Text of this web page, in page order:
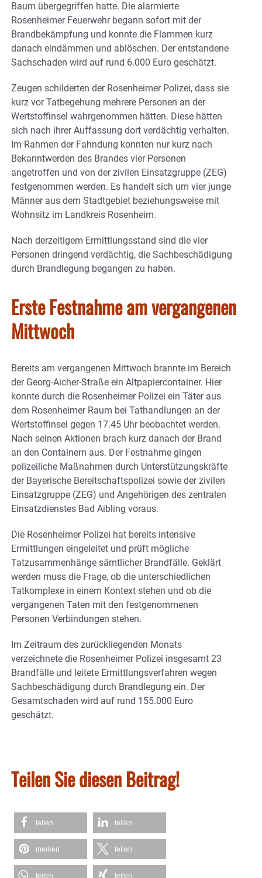
Baum übergegriffen hatte. Die alarmierte
Rosenheimer Feuerwehr begann sofort mit der
Brandbekämpfung und konnte die Flammen kurz
danach eindämmen und ablöschen. Der entstandene
Sachschaden wird auf rund 6.000 Euro geschätzt.
Zeugen schilderten der Rosenheimer Polizei, dass sie
kurz vor Tatbegehung mehrere Personen an der
Wertstoffinsel wahrgenommen hätten. Diese hätten
sich nach ihrer Auffassung dort verdächtig verhalten.
Im Rahmen der Fahndung konnten nur kurz nach
Bekanntwerden des Brandes vier Personen
angetroffen und von der zivilen Einsatzgruppe (ZEG)
festgenommen werden. Es handelt sich um vier junge
Männer aus dem Stadtgebiet beziehungsweise mit
Wohnsitz im Landkreis Rosenheim.
Nach derzeitigem Ermittlungsstand sind die vier
Personen dringend verdächtig, die Sachbeschädigung
durch Brandlegung begangen zu haben.
Erste Festnahme am vergangenen
Mittwoch
Bereits am vergangenen Mittwoch brannte im Bereich
der Georg-Aicher-Straße ein Altpapiercontainer. Hier
konnte durch die Rosenheimer Polizei ein Täter aus
dem Rosenheimer Raum bei Tathandlungen an der
Wertstoffinsel gegen 17.45 Uhr beobachtet werden.
Nach seinen Aktionen brach kurz danach der Brand
an den Containern aus. Der Festnahme gingen
polizeiliche Maßnahmen durch Unterstützungskräfte
der Bayerische Bereitschaftspolizei sowie der zivilen
Einsatzgruppe (ZEG) und Angehörigen des zentralen
Einsatzdienstes Bad Aibling voraus.
Die Rosenheimer Polizei hat bereits intensive
Ermittlungen eingeleitet und prüft mögliche
Tatzusammenhänge sämtlicher Brandfälle. Geklärt
werden muss die Frage, ob die unterschiedlichen
Tatkomplexe in einem Kontext stehen und ob die
vergangenen Taten mit den festgenommenen
Personen Verbindungen stehen.
Im Zeitraum des zurückliegenden Monats
verzeichnete die Rosenheimer Polizei insgesamt 23
Brandfälle und leitete Ermittlungsverfahren wegen
Sachbeschädigung durch Brandlegung ein. Der
Gesamtschaden wird auf rund 155.000 Euro
geschätzt.
Teilen Sie diesen Beitrag!
teilen teilen
merken teilen
teilen teilen